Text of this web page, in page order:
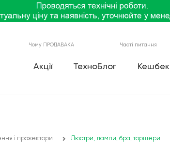
Чому ПРОДАВАКА Часті питання
Акції ТехноБлог Кешбек
і прожектори Люстри, лампи, бра, торшери